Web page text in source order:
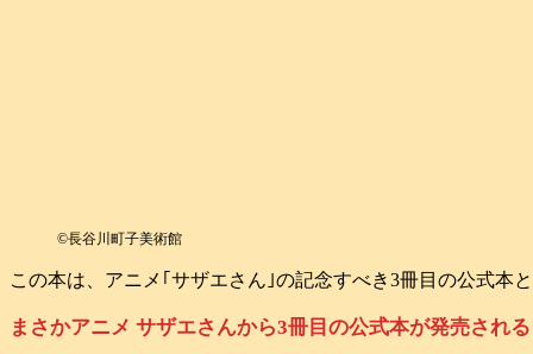
©️長谷川町子美術館
この本は、アニメ｢サザエさん｣の記念すべき3冊目の公式本
まさかアニメ サザエさんから3冊目の公式本が発売され